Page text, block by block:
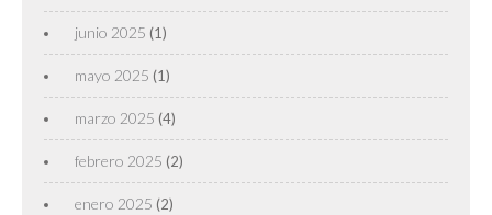
junio 2025 (1)
mayo 2025 (1)
marzo 2025 (4)
febrero 2025 (2)
enero 2025 (2)